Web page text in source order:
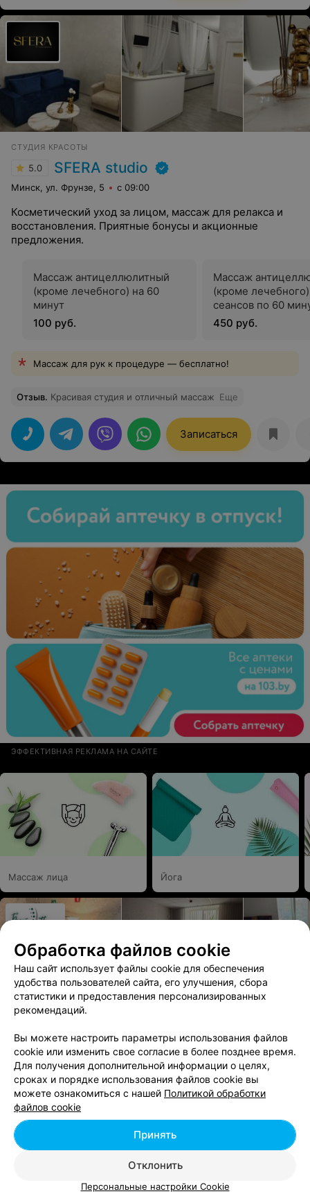
СТУДИЯ КРАСОТЫ
5.0 SFERA studio
Минск, ул. Фрунзе, 5 с 09:00
Косметический уход за лицом, массаж для релакса и
восстановления. Приятные бонусы и акционные
предложения.
Массаж антицеллюлитный
(кроме лечебного) на 60
минут
100 руб.
Массаж
(кроме
сеансов по 60
450 руб.
Массаж для рук к процедуре — бесплатно!
Отзыв. Красивая студия и отличный массаж Еще
Записаться
ЭФФЕКТИВНАЯ РЕКЛАМА НА САЙТЕ
Массаж лица Йога
Белый питон
Минск, пр-т Партизанский, 109 с 10:00
Все виды массажа тела и лица (кроме лечебного), СПА-
процедуры для тела, уход за лицом.
проблемных зон (кроме
140 руб./1 ч. 30 мин.
95 руб./1 ч.
Обработка файлов cookie
Наш сайт использует файлы cookie для обеспечения
удобства пользователей сайта, его улучшения, сбора
статистики и предоставления персонализированных
рекомендаций.
Вы можете настроить параметры использования файлов
cookie или изменить свое согласие в более позднее время.
Для получения дополнительной информации о целях,
сроках и порядке использования файлов cookie вы
можете ознакомиться с нашей Политикой обработки
файлов cookie
Отклонить
Принять
Персональные настройки Cookie